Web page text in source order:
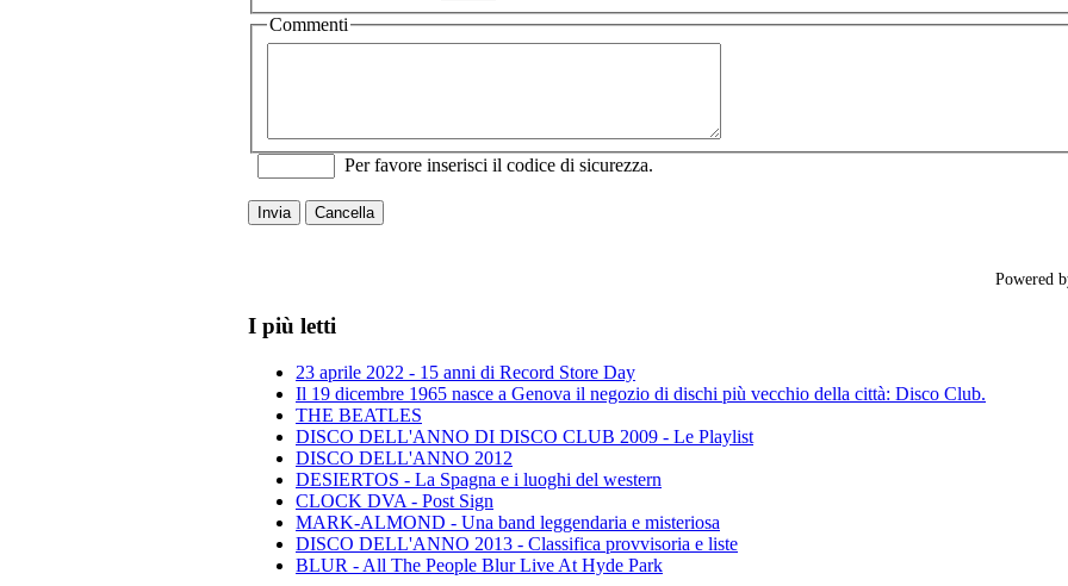
Commenti
Per favore inserisci il codice di sicurezza.
Invia Cancella
Powered
I più letti
23 aprile 2022 - 15 anni di Record Store Day
Il 19 dicembre 1965 nasce a Genova il negozio di dischi più vecchio della città: Disco Club.
THE BEATLES
DISCO DELL'ANNO DI DISCO CLUB 2009 - Le Playlist
DISCO DELL'ANNO 2012
DESIERTOS - La Spagna e i luoghi del western
CLOCK DVA - Post Sign
MARK-ALMOND - Una band leggendaria e misteriosa
DISCO DELL'ANNO 2013 - Classifica provvisoria e liste
BLUR - All The People Blur Live At Hyde Park